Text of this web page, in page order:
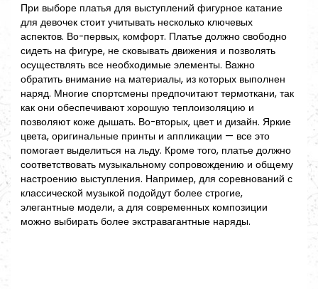
При выборе платья для выступлений фигурное катание
для девочек стоит учитывать несколько ключевых
аспектов. Во-первых, комфорт. Платье должно свободно
сидеть на фигуре, не сковывать движения и позволять
осуществлять все необходимые элементы. Важно
обратить внимание на материалы, из которых выполнен
наряд. Многие спортсмены предпочитают термоткани, так
как они обеспечивают хорошую теплоизоляцию и
позволяют коже дышать. Во-вторых, цвет и дизайн. Яркие
цвета, оригинальные принты и аппликации — все это
помогает выделиться на льду. Кроме того, платье должно
соответствовать музыкальному сопровождению и общему
настроению выступления. Например, для соревнований с
классической музыкой подойдут более строгие,
элегантные модели, а для современных композиции
можно выбирать более экстравагантные наряды.